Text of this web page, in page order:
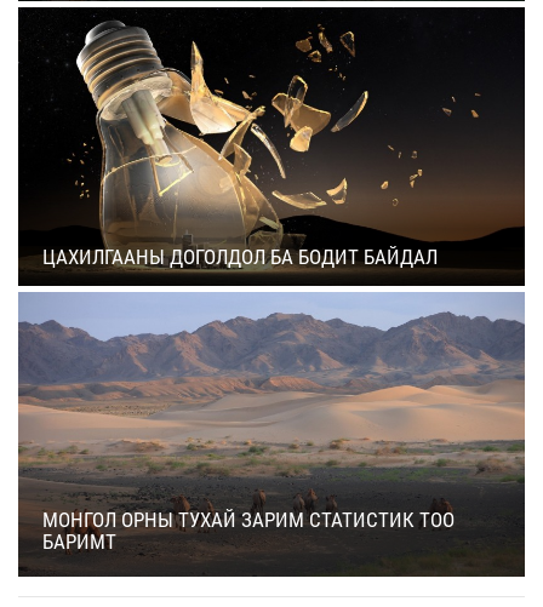
ЦАХИЛГААНЫ ДОГОЛДОЛ БА БОДИТ БАЙДАЛ
МОНГОЛ ОРНЫ ТУХАЙ ЗАРИМ СТАТИСТИК ТОО
БАРИМТ